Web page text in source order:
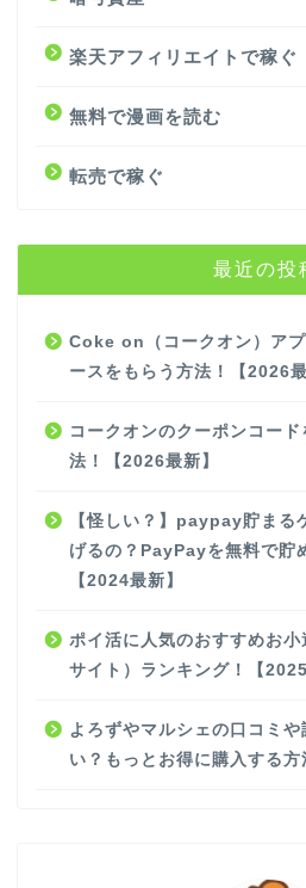
楽天アフィリエイトで稼ぐ
無料で漫画を読む
転売で稼ぐ
最近の投
Coke on（コークオン）ア
ースをもらう方法！【2026最
コークオンのクーポンコー
法！【2026最新】
【怪しい？】paypay貯まる
げるの？PayPayを無料で貯
【2024最新】
ポイ活に人気のおすすめお小
サイト）ランキング！【2025
よろずやマルシェの口コミ
い？もっとお得に購入する方